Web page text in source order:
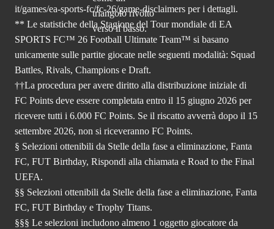
it/games/ea-sports-fc/fc-26/game-disclaimers per i dettagli.
** Le statistiche della Stagione del Tour mondiale di EA
SPORTS FC™ 26 Football Ultimate Team™ si basano
unicamente sulle partite giocate nelle seguenti modalità: Squad
Battles, Rivals, Champions e Draft.
††La procedura per avere diritto alla distribuzione iniziale di
FC Points deve essere completata entro il 15 giugno 2026 per
ricevere tutti i 6.000 FC Points. Se il riscatto avverrà dopo il 15
settembre 2026, non si riceveranno FC Points.
§ Selezioni ottenibili da Stelle della fase a eliminazione, Fanta
FC, FUT Birthday, Rispondi alla chiamata e Road to the Final
UEFA.
§§ Selezioni ottenibili da Stelle della fase a eliminazione, Fanta
FC, FUT Birthday e Trophy Titans.
§§§ Le selezioni includono almeno 1 oggetto giocatore da